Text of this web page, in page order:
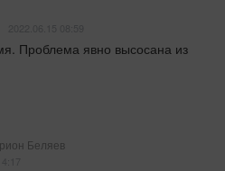
Проблема явно высосана из
Беляев